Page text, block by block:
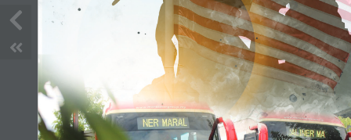
e-Berita Pendidikan Julai 2024